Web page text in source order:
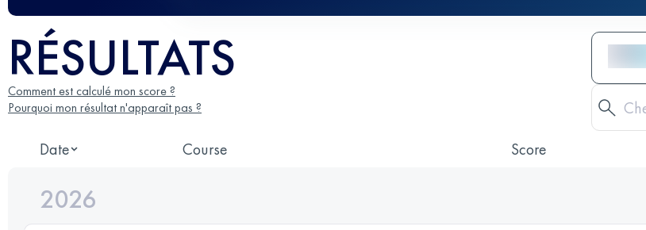
RÉSULTATS
Comment est calculé mon score ?
Pourquoi mon résultat n'apparaît pas ?
Date Course Score
2026